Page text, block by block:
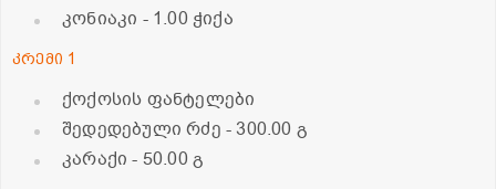
კონიაკი - 1.00 ჭიქა
კრემი 1
ქოქოსის ფანტელები
შედედებული რძე - 300.00 გ
კარაქი- 50.00 გ